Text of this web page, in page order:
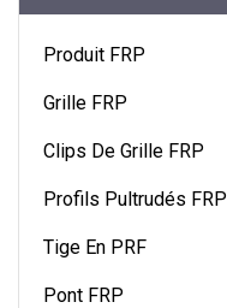
Produit FRP
Grille FRP
Clips De Grille FRP
Profils Pultrudés FRP
Tige En PRF
Pont FRP